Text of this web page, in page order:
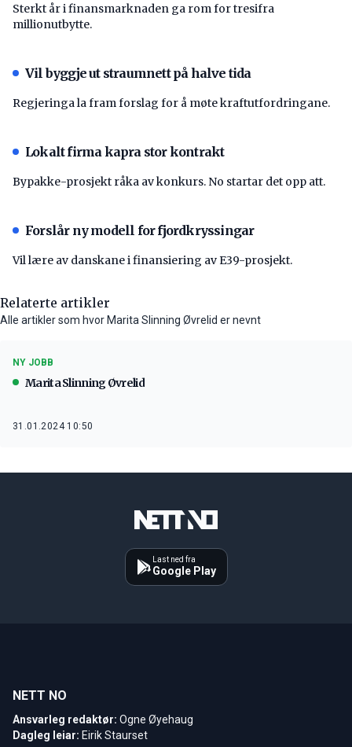
Sterkt år i finansmarknaden ga rom for tresifra
millionutbytte.
Vil byggje ut straumnett på halve tida
Regjeringa la fram forslag for å møte kraftutfordringane.
Lokalt firma kapra stor kontrakt
Bypakke-prosjekt råka av konkurs. No startar det opp att.
Forslår ny modell for fjordkryssingar
Vil lære av danskane i finansiering av E39-prosjekt.
Relaterte artikler
Alle artikler som hvor Marita Slinning Øvrelid er nevnt
NY JOBB
Marita Slinning Øvrelid
31.01.2024 10:50
Last ned fra
Google Play
NETT NO
Ansvarleg redaktør: Ogne Øyehaug
Dagleg leiar: Eirik Staurset